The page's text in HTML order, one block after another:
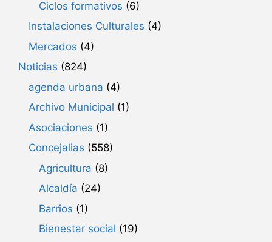
Ciclos formativos (6)
Instalaciones Culturales (4)
Mercados (4)
Noticias (824)
agenda urbana (4)
Archivo Municipal (1)
Asociaciones (1)
Concejalias (558)
Agricultura (8)
Alcaldía (24)
Barrios (1)
Bienestar social (19)